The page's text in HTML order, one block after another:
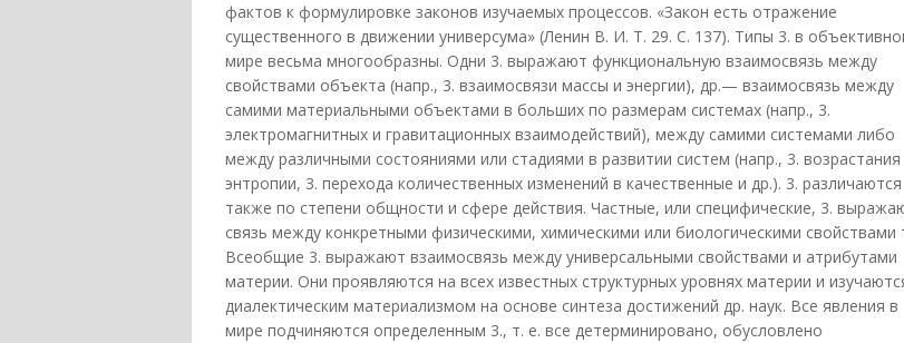
фактов к формулировке законов изучаемых процессов. «Закон есть отражение
существенного в движении универсума» (Ленин В. И. Т. 29. С. 137). Типы 3. в
мире весьма многообразны. Одни 3. выражают функциональную взаимосвязь между
свойствами объекта (напр., 3. взаимосвязи массы и энергии), др.— взаимосвязь между
самими материальными объектами в больших по размерам системах (напр., 3.
электромагнитных и гравитационных взаимодействий), между самими системами либо
между различными состояниями или стадиями в развитии систем (напр., 3. возрастания
энтропии, 3. перехода количественных изменений в качественные и др.). 3. различаются
также по степени общности и сфере действия. Частные, или специфические, 3.
связь между конкретными физическими, химическими или биологическими свойствами
Всеобщие 3. выражают взаимосвязь между универсальными свойствами и атрибутами
материи. Они проявляются на всех известных структурных уровнях материи и
диалектическим материализмом на основе синтеза достижений др. наук. Все явления в
мире подчиняются определенным 3., т. е. все детерминировано, обусловлено